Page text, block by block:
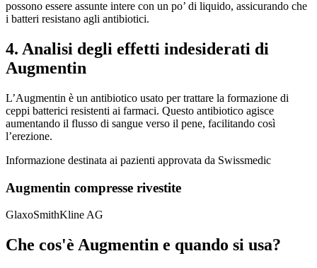
possono essere assunte intere con un po’ di liquido, assicurando che
i batteri resistano agli antibiotici.
4. Analisi degli effetti indesiderati di
Augmentin
L’Augmentin è un antibiotico usato per trattare la formazione di
ceppi batterici resistenti ai farmaci. Questo antibiotico agisce
aumentando il flusso di sangue verso il pene, facilitando così
l’erezione.
Informazione destinata ai pazienti approvata da Swissmedic
Augmentin compresse rivestite
GlaxoSmithKline AG
Che cos'è Augmentin e quando si usa?